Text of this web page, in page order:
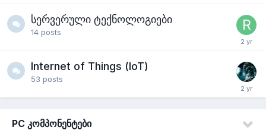
სერვერული ტექნოლოგიები
14 posts
Internet of Things (IoT)
53 posts
PC კომპონენტები